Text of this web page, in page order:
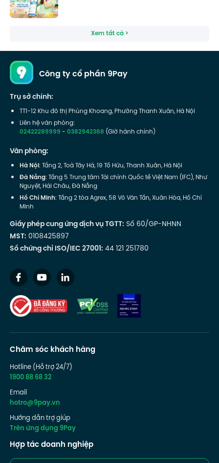
Xem tất cả >
Công ty cổ phần 9Pay
Trụ sở chính:
TT1-12 Khu đô thị Phùng Khoang, Phường Thanh Xuân, Hà Nội
Liên hệ văn phòng:
02422289999-0382942368 (Giờ hành chính)
Văn phòng:
Hà Nội: Tầng 2, Toà Tây Hà, 19 Tố Hữu, Thanh Xuân, Hà Nội
Đà Nẵng: Tầng 5 Trung tâm Tài chính Quốc tế Việt Nam (IFC), Như
Nguyệt, Hải Châu, Đà Nẵng
Hồ Chí Minh: Tầng 2 tòa Agrex, 58 Võ Văn Tần, Xuân Hòa, Hồ Chí
Minh
Giấy phép cung ứng dịch vụ TGTT: Số 60/GP-NHNN
MST: 0108425897
Số chứng chỉ ISO/IEC 27001: 44 121 251780
Chăm sóc khách hàng
Hotline (Hỗ trợ 24/7)
1900 88 68 32
Email
hotro@9pay.vn
Hướng dẫn trợ giúp
Trên ứng dụng 9Pay
Hợp tác doanh nghiệp